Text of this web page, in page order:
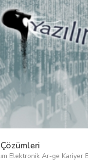
Çözümleri
Elektronik Ar-ge Kariyer